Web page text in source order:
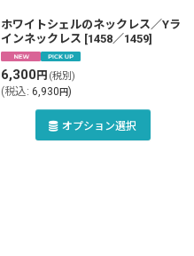
ホワイトシェルのネックレス／Yラ
インネックレス [1458／1459]
6,300円 (税別)
(税込: 6,930円)
オプション選択